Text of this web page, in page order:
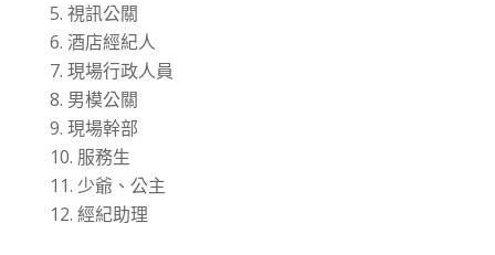
視訊公關
酒店經紀人
現場行政人員
男模公關
現場幹部
服務生
少爺、公主
經紀助理